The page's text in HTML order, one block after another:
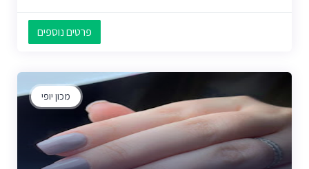
פרטים נוספים
מכון יופי